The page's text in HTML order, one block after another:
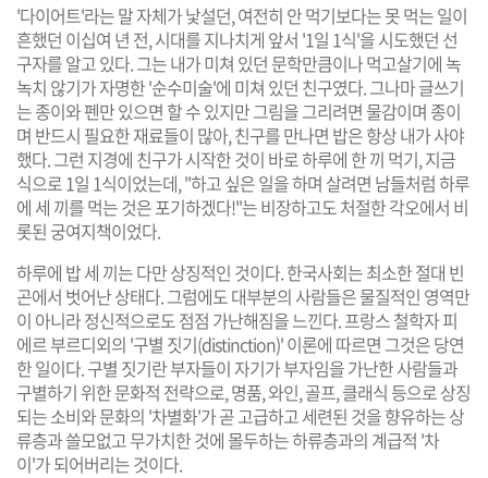
'다이어트'라는 말 자체가 낯설던, 여전히 안 먹기보다는 못 먹는 일이
흔했던 이십여 년 전, 시대를 지나치게 앞서 '1일 1식'을 시도했던 선
구자를 알고 있다. 그는 내가 미쳐 있던 문학만큼이나 먹고살기에 녹
녹치 않기가 자명한 '순수미술'에 미쳐 있던 친구였다. 그나마 글쓰기
는 종이와 펜만 있으면 할 수 있지만 그림을 그리려면 물감이며 종이
며 반드시 필요한 재료들이 많아, 친구를 만나면 밥은 항상 내가 사야
했다. 그런 지경에 친구가 시작한 것이 바로 하루에 한 끼 먹기, 지금
식으로 1일 1식이었는데, "하고 싶은 일을 하며 살려면 남들처럼 하루
에 세 끼를 먹는 것은 포기하겠다!"는 비장하고도 처절한 각오에서 비
롯된 궁여지책이었다.
하루에 밥 세 끼는 다만 상징적인 것이다. 한국사회는 최소한 절대 빈
곤에서 벗어난 상태다. 그럼에도 대부분의 사람들은 물질적인 영역만
이 아니라 정신적으로도 점점 가난해짐을 느낀다. 프랑스 철학자 피
에르 부르디외의 '구별 짓기(distinction)' 이론에 따르면 그것은 당연
한 일이다. 구별 짓기란 부자들이 자기가 부자임을 가난한 사람들과
구별하기 위한 문화적 전략으로, 명품, 와인, 골프, 클래식 등으로 상징
되는 소비와 문화의 '차별화'가 곧 고급하고 세련된 것을 향유하는 상
류층과 쓸모없고 무가치한 것에 몰두하는 하류층과의 계급적 '차
이'가 되어버리는 것이다.